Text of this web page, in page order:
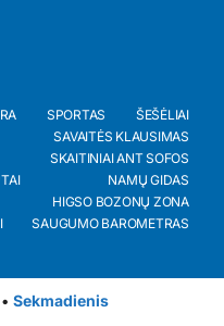
SPORTAS
ŠEŠĖLIAI
SAVAITĖS KLAUSIMAS
SKAITINIAI ANT SOFOS
NAMŲ GIDAS
HIGSO BOZONŲ ZONA
SAUGUMO BAROMETRAS
Sekmadienis